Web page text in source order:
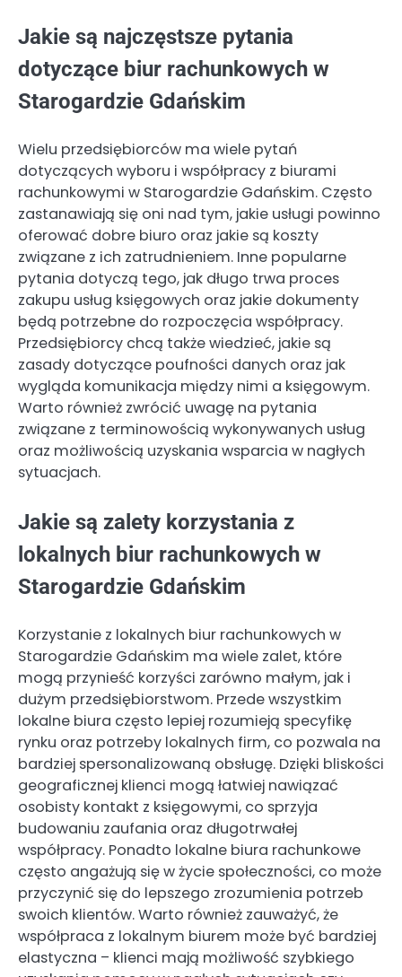
Jakie są najczęstsze pytania
dotyczące biur rachunkowych w
Starogardzie Gdańskim
Wielu przedsiębiorców ma wiele pytań
dotyczących wyboru i współpracy z biurami
rachunkowymi w Starogardzie Gdańskim. Często
zastanawiają się oni nad tym, jakie usługi powinno
oferować dobre biuro oraz jakie są koszty
związane z ich zatrudnieniem. Inne popularne
pytania dotyczą tego, jak długo trwa proces
zakupu usług księgowych oraz jakie dokumenty
będą potrzebne do rozpoczęcia współpracy.
Przedsiębiorcy chcą także wiedzieć, jakie są
zasady dotyczące poufności danych oraz jak
wygląda komunikacja między nimi a księgowym.
Warto również zwrócić uwagę na pytania
związane z terminowością wykonywanych usług
oraz możliwością uzyskania wsparcia w nagłych
sytuacjach.
Jakie są zalety korzystania z
lokalnych biur rachunkowych w
Starogardzie Gdańskim
Korzystanie z lokalnych biur rachunkowych w
Starogardzie Gdańskim ma wiele zalet, które
mogą przynieść korzyści zarówno małym, jak i
dużym przedsiębiorstwom. Przede wszystkim
lokalne biura często lepiej rozumieją specyfikę
rynku oraz potrzeby lokalnych firm, co pozwala na
bardziej spersonalizowaną obsługę. Dzięki bliskości
geograficznej klienci mogą łatwiej nawiązać
osobisty kontakt z księgowymi, co sprzyja
budowaniu zaufania oraz długotrwałej
współpracy. Ponadto lokalne biura rachunkowe
często angażują się w życie społeczności, co może
przyczynić się do lepszego zrozumienia potrzeb
swoich klientów. Warto również zauważyć, że
współpraca z lokalnym biurem może być bardziej
elastyczna – klienci mają możliwość szybkiego